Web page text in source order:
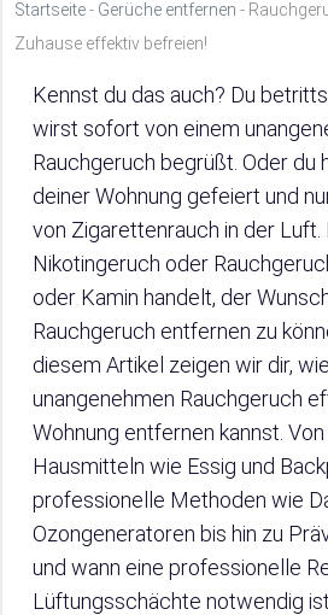
Startseite- Gerüche entfernen -
Zuhause effektiv befreien!
Kennst du das auch? Du
wirst sofort von einem
Rauchgeruch begrüßt. Oder du
deiner Wohnung gefeiert und
von Zigarettenrauch in der Luft.
Nikotingeruch oder
oder Kamin handelt, der
Rauchgeruch entfernen zu
diesem Artikel zeigen wir dir,
unangenehmen Rauchgeruch
Wohnung entfernen kannst.
Hausmitteln wie Essig und
professionelle Methoden wie
Ozongeneratoren bis hin zu
und wann eine professionelle
Lüftungsschächte notwendig